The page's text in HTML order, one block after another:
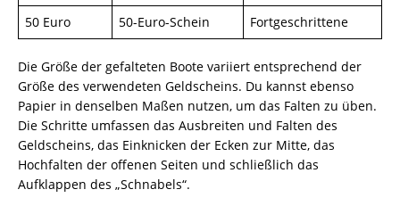
50 Euro 50-Euro-Schein Fortgeschrittene
Die Größe der gefalteten Boote variiert entsprechend der
Größe des verwendeten Geldscheins. Du kannst ebenso
Papier in denselben Maßen nutzen, um das Falten zu üben.
Die Schritte umfassen das Ausbreiten und Falten des
Geldscheins, das Einknicken der Ecken zur Mitte, das
Hochfalten der offenen Seiten und schließlich das
Aufklappen des „Schnabels“.